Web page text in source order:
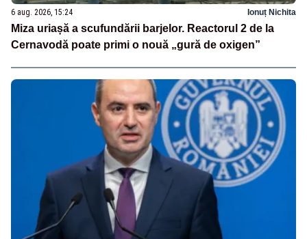
6 aug. 2026, 15:24 Ionuț Nichita
Miza uriașă a scufundării barjelor. Reactorul 2 de la
Cernavodă poate primi o nouă „gură de oxigen”